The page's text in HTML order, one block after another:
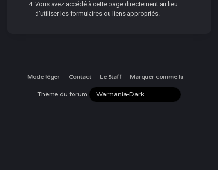
Vous avez accédé à cette page directement au lieu
d’utiliser les formulaires ou liens appropriés.
Mode léger Contact Le Staff Marquer comme lu
Thème du forum